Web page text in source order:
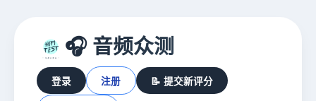
🎧 音频众测
登录 注册 📝 提交新评分